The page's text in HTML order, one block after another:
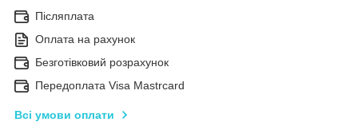
Післяплата
Оплата на рахунок
Безготівковий розрахунок
Передоплата Visa Mastrcard
Всі умови оплати